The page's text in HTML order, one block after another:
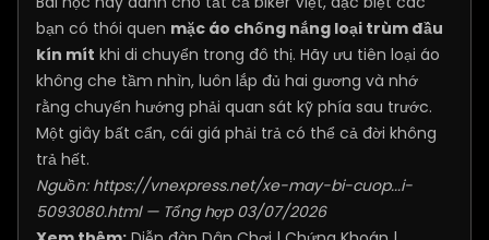
bạn có thói quen mặc áo chống nắng loại trùm đầu
kín mít khi di chuyển trong đô thị. Hãy ưu tiên loại áo
không che tầm nhìn, luôn lắp đủ hai gương và nhớ
rằng chuyển hướng phải quan sát kỹ phía sau trước.
Một giây bất cẩn, cái giá phải trả có thể cả đời không
trả hết.
Nguồn: https://vnexpress.net/xe-may-bi-cuop...i-
5093080.html— Tổng hợp 03/07/2026